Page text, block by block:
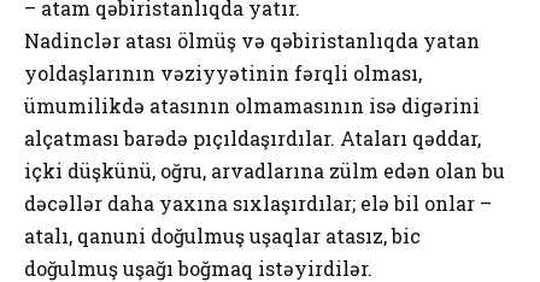
– atam qəbiristanlıqda yatır.
Nadinclər atası ölmüş və qəbiristanlıqda yatan
yoldaşlarının vəziyyətinin fərqli olması,
ümumilikdə atasının olmamasının isə digərini
alçatması barədə pıçıldaşırdılar. Ataları qəddar,
içki düşkünü, oğru, arvadlarına zülm edən olan bu
dəcəllər daha yaxına sıxlaşırdılar; elə bil onlar –
atalı, qanuni doğulmuş uşaqlar atasız, bic
doğulmuş uşağı boğmaq istəyirdilər.